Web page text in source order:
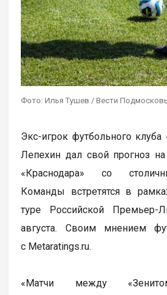
Фото: Илья Тушев / Вести
Экс-игрок футбольного клуба
Лепехин дал свой прогноз
«Краснодара» со
Команды встретятся в
туре Российской
августа. Своим мнением
с Metaratings.ru.
«Матчи между